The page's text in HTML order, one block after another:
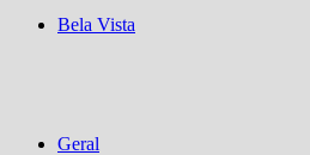
Bela Vista
Geral